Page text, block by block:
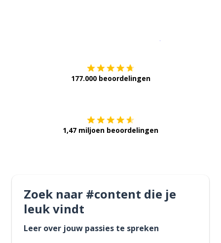
177.000 beoordelingen
1,47 miljoen beoordelingen
Zoek naar #content die je
leuk vindt
Leer over jouw passies te spreken